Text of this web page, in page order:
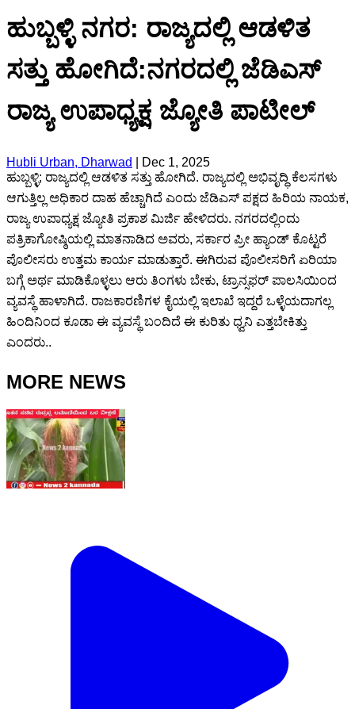
ಹುಬ್ಬಳ್ಳಿ ನಗರ: ರಾಜ್ಯದಲ್ಲಿ ಆಡಳಿತ
ಸತ್ತು ಹೋಗಿದೆ:ನಗರದಲ್ಲಿ ಜೆಡಿಎಸ್
ರಾಜ್ಯ ಉಪಾಧ್ಯಕ್ಷ ಜ್ಯೋತಿ ಪಾಟೀಲ್
Hubli Urban, Dharwad
Dec 1, 2025
ಹುಬ್ಬಳ್ಳಿ; ರಾಜ್ಯದಲ್ಲಿ ಆಡಳಿತ ಸತ್ತು ಹೋಗಿದೆ. ರಾಜ್ಯದಲ್ಲಿ ಅಭಿವೃದ್ಧಿ ಕೆಲಸಗಳು
ಆಗುತ್ತಿಲ್ಲ ಅಧಿಕಾರ ದಾಹ ಹೆಚ್ಚಾಗಿದೆ ಎಂದು ಜೆಡಿಎಸ್‌ ಪಕ್ಷದ ಹಿರಿಯ ನಾಯಕ,
ರಾಜ್ಯ ಉಪಾಧ್ಯಕ್ಷ ಜ್ಯೋತಿ ಪ್ರಕಾಶ ಮಿರ್ಜಿ ಹೇಳಿದರು. ನಗರದಲ್ಲಿಂದು
ಪತ್ರಿಕಾಗೋಷ್ಠಿಯಲ್ಲಿ ಮಾತನಾಡಿದ ಅವರು, ಸರ್ಕಾರ ಪ್ರೀ‌ ಹ್ಯಾಂಡ್ ಕೊಟ್ಟರೆ
ಪೊಲೀಸರು ಉತ್ತಮ ಕಾರ್ಯ ಮಾಡುತ್ತಾರೆ. ಈಗಿರುವ ಪೊಲೀಸರಿಗೆ ಏರಿಯಾ
ಬಗ್ಗೆ ಅರ್ಥ ಮಾಡಿಕೊಳ್ಳಲು ಆರು ತಿಂಗಳು ಬೇಕು, ಟ್ರಾನ್ಸಫರ್ ಪಾಲಸಿಯಿಂದ
ವ್ಯವಸ್ಥೆ ಹಾಳಾಗಿದೆ. ರಾಜಕಾರಣಿಗಳ ಕೈಯಲ್ಲಿ ಇಲಾಖೆ ಇದ್ದರೆ ಒಳ್ಳೆಯದಾಗಲ್ಲ
ಹಿಂದಿನಿಂದ ಕೂಡಾ ಈ ವ್ಯವಸ್ಥೆ ಬಂದಿದೆ ಈ ಕುರಿತು ಧ್ವನಿ ಎತ್ತಬೇಕಿತ್ತು
ಎಂದರು..
MORE NEWS